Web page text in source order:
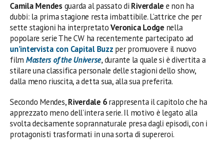
Camila Mendes guarda al passato di Riverdalee non ha
dubbi: la prima stagione resta imbattibile. L’attrice che per
sette stagioni ha interpretatoVeronica Lodgenella
popolare serie The CW ha recentemente partecipato ad
un’intervista con Capital Buzz per promuovere il nuovo
film Masters of the Universe, durante la quale si è divertita a
stilare una classifica personale delle stagioni dello show,
dalla meno riuscita, a detta sua, alla sua preferita.
Secondo Mendes,Riverdale 6rappresenta il capitolo che ha
apprezzato meno dell’intera serie. Il motivo è legato alla
svolta decisamente soprannaturale presa dagli episodi, con i
protagonisti trasformati in una sorta di supereroi.